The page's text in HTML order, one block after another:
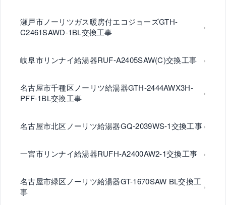
瀬戸市ノーリツガス暖房付エコジョーズGTH-
C2461SAWD-1BL交換工事
岐阜市リンナイ給湯器RUF-A2405SAW(C)交換工事
名古屋市千種区ノーリツ給湯器GTH-2444AWX3H-
PFF-1BL交換工事
名古屋市北区ノーリツ給湯器GQ-2039WS-1交換工事
一宮市リンナイ給湯器RUFH-A2400AW2-1交換工事
名古屋市緑区ノーリツ給湯器GT-1670SAW BL交換工
事